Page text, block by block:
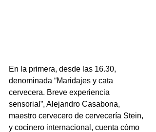
En la primera, desde las 16.30,
denominada “Maridajes y cata
cervecera. Breve experiencia
sensorial”, Alejandro Casabona,
maestro cervecero de cervecería Stein,
y cocinero internacional, cuenta cómo